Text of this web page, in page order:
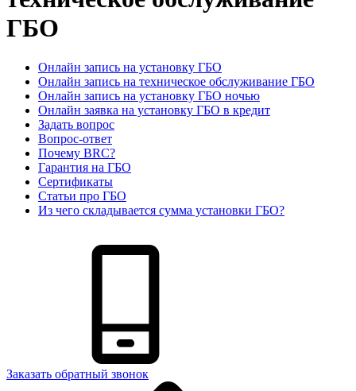
ГБО
Онлайн запись на установку ГБО
Онлайн запись на техническое обслуживание ГБО
Онлайн запись на установку ГБО ночью
Онлайн заявка на установку ГБО в кредит
Задать вопрос
Вопрос-ответ
Почему BRC?
Гарантия на ГБО
Сертификаты
Статьи про ГБО
Из чего складывается сумма установки ГБО?
Заказать обратный звонок